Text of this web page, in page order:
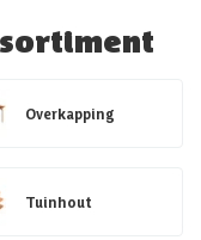
Overkapping
Tuinhout